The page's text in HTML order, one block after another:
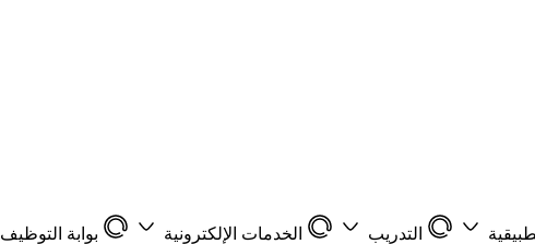
التدريب الخدمات الإلكترونية بوابة التوظيف